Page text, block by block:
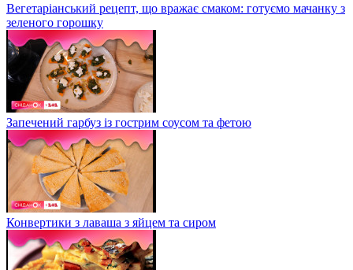
Вегетаріанський рецепт, що вражає смаком: готуємо мачанку з
зеленого горошку
Запечений гарбуз із гострим соусом та фетою
Конвертики з лаваша з яйцем та сиром